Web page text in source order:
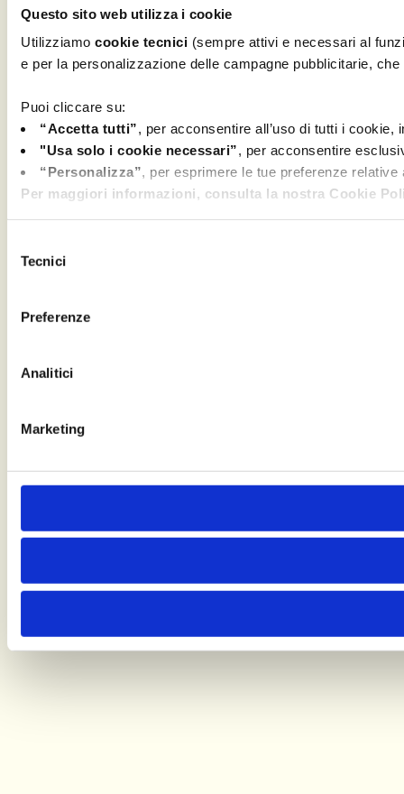
Questo sito web utilizza i cookie
Utilizziamo cookie tecnici (sempre attivi e necessari al
e per la personalizzazione delle campagne pubblicitarie,
Puoi cliccare su:
“Accetta tutti”, per acconsentire all’uso di tutti i
"Usa solo i cookie necessari”, per acconsentire
“Personalizza”, per esprimere le tue preferenze
Per maggiori informazioni, consulta la nostra Cookie
delTecnici
Preferenze
Analitici
Marketing